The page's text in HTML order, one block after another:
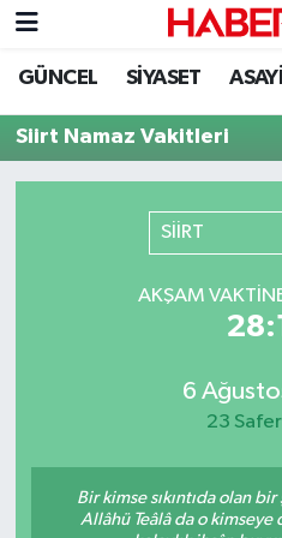
GÜNCEL SİYASET
Siirt Namaz Vakitleri
SİİRT
AKŞAM
6
23
Bir kimse sıkıntıda olan
Allâhü Teâlâ da o
GÜNCEL
EKONOMİ
EĞİTİM
Nöbetçi Eczaneler
Kahramanmaraş
Süper Lig Puan
Tüm Manşetler
Haber Arşivi